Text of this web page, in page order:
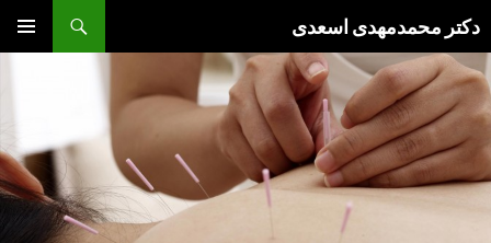
به
نوشته‌ها
دکتر محمدمهدی اسعدی